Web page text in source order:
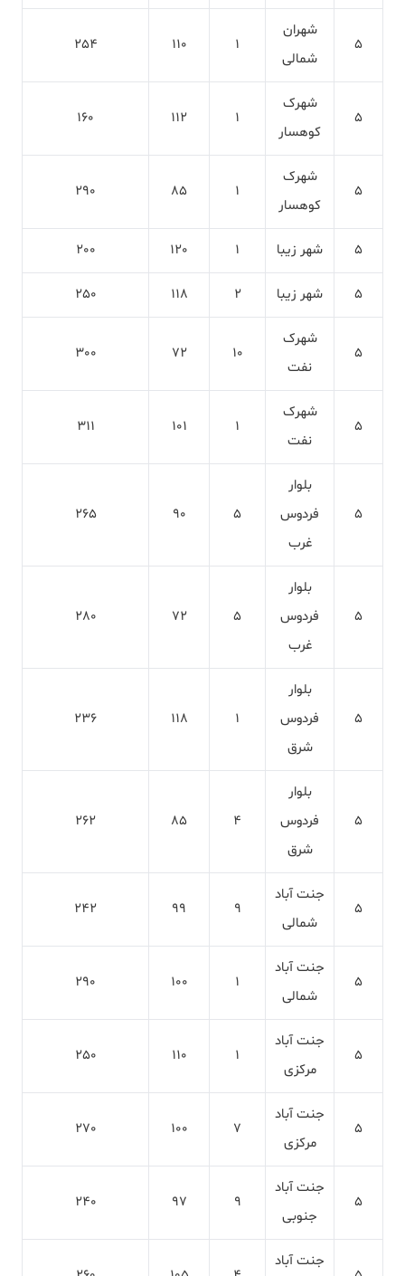
5
شهران
شمالی
1
110
254
5
شهرک
کوهسار
1
112
160
5
شهرک
کوهسار
1
85
290
5 شهر زیبا 1
120
200
5 شهر زیبا 2
118
250
5
شهرک
نفت
10
72
300
5
شهرک
نفت
1
101
311
5
بلوار
فردوس
غرب
5
90
265
5
بلوار
فردوس
غرب
5
72
280
5
بلوار
فردوس
شرق
1
118
236
5
بلوار
فردوس
شرق
4
85
262
5
جنت آباد
شمالی
9
99
242
5
جنت آباد
شمالی
1
100
290
5
جنت آباد
مرکزی
1
110
250
5
جنت آباد
مرکزی
7
100
270
5
جنت آباد
جنوبی
9
97
240
جنت آباد